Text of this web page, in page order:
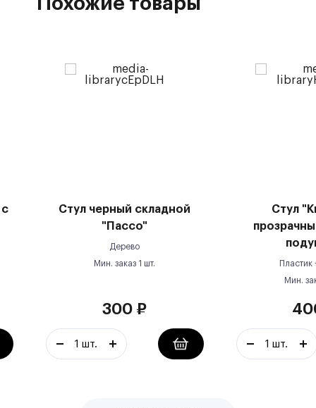
Стул черный складной
"Пассо"
Дерево
Мин. заказ 1 шт.
300 ₽
Стул
Пластик
Мин.